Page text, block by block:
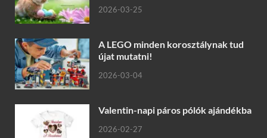
2026-03-25
A LEGO minden korosztálynak tud
újat mutatni!
2026-03-04
Valentin-napi páros pólók ajándékba
2026-02-27